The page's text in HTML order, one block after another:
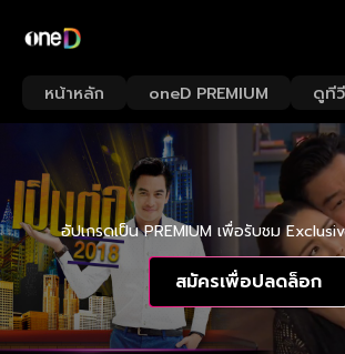
หน้าหลัก oneD PREMIUM ดูที
อัปเกรดเป็น PREMIUM เพื่อรับชม
สมัครเพื่อปลดล็อก